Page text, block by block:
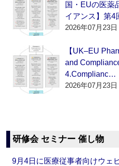
国・EUの医薬
イアンス】第
2026年07月23日
【UK–EU
and
4.Complianc…
2026年07月23日
研修会 セミナー 催し物
9月4日に医療従事者向けウ